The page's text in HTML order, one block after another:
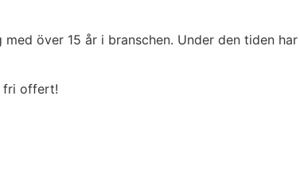
över 15 år i branschen. Under den tiden
fri offert!